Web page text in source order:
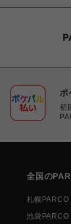
ポ
初
全国の
札幌PARCO
池袋PARCO